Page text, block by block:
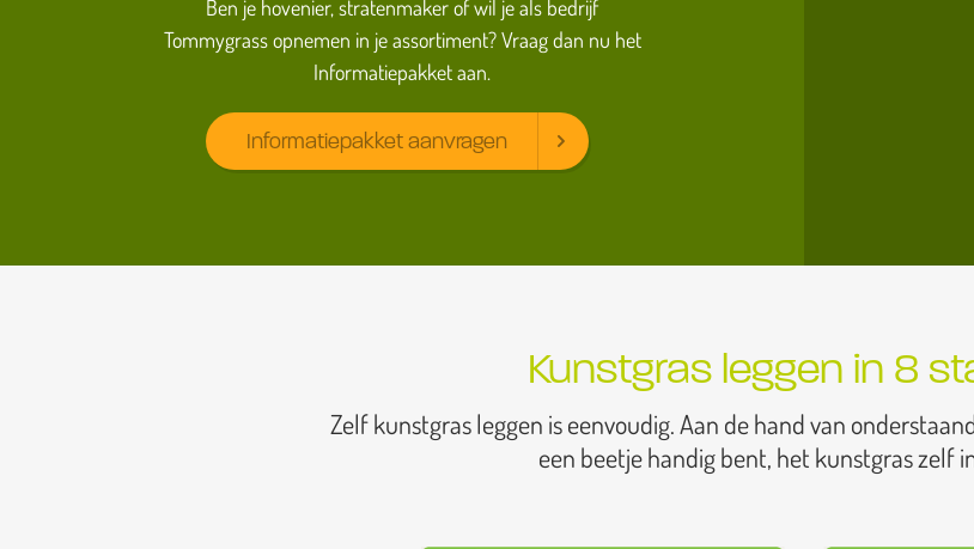
Ben je hovenier, stratenmaker of wil je als bedrijf
Tommygrass opnemen in je assortiment? Vraag dan nu het
Informatiepakket aan.
Informatiepakket aanvragen
Kunstgras leggen in 8
Zelf kunstgras leggen is eenvoudig. Aan de hand van
een beetje handig bent, het kunstgras zelf